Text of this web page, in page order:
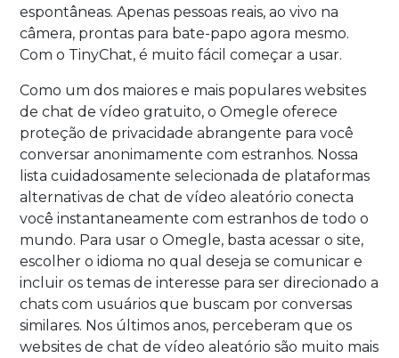
espontâneas. Apenas pessoas reais, ao vivo na
câmera, prontas para bate-papo agora mesmo.
Com o TinyChat, é muito fácil começar a usar.
Como um dos maiores e mais populares websites
de chat de vídeo gratuito, o Omegle oferece
proteção de privacidade abrangente para você
conversar anonimamente com estranhos. Nossa
lista cuidadosamente selecionada de plataformas
alternativas de chat de vídeo aleatório conecta
você instantaneamente com estranhos de todo o
mundo. Para usar o Omegle, basta acessar o site,
escolher o idioma no qual deseja se comunicar e
incluir os temas de interesse para ser direcionado a
chats com usuários que buscam por conversas
similares. Nos últimos anos, perceberam que os
websites de chat de vídeo aleatório são muito mais